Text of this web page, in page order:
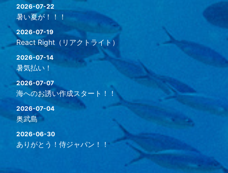
2026-07-22
暑い夏が！！！
2026-07-19
React Right（リアクトライト）
2026-07-14
暑気払い！
2026-07-07
海へのお誘い作成スタート！！
2026-07-04
奥武島
2026-06-30
ありがとう！侍ジャパン！！